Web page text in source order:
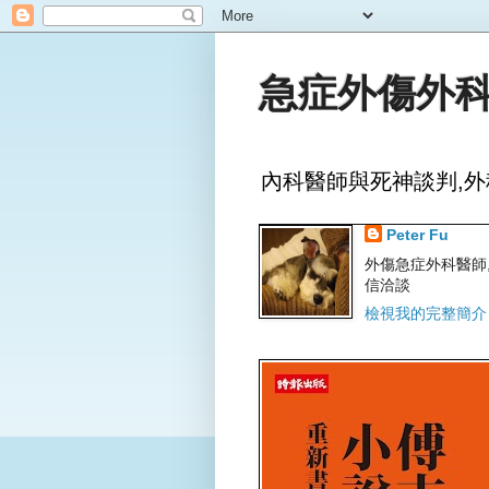
急症外傷外
內科醫師與死神談判,
Peter Fu
外傷急症外科醫
信洽談
檢視我的完整簡介